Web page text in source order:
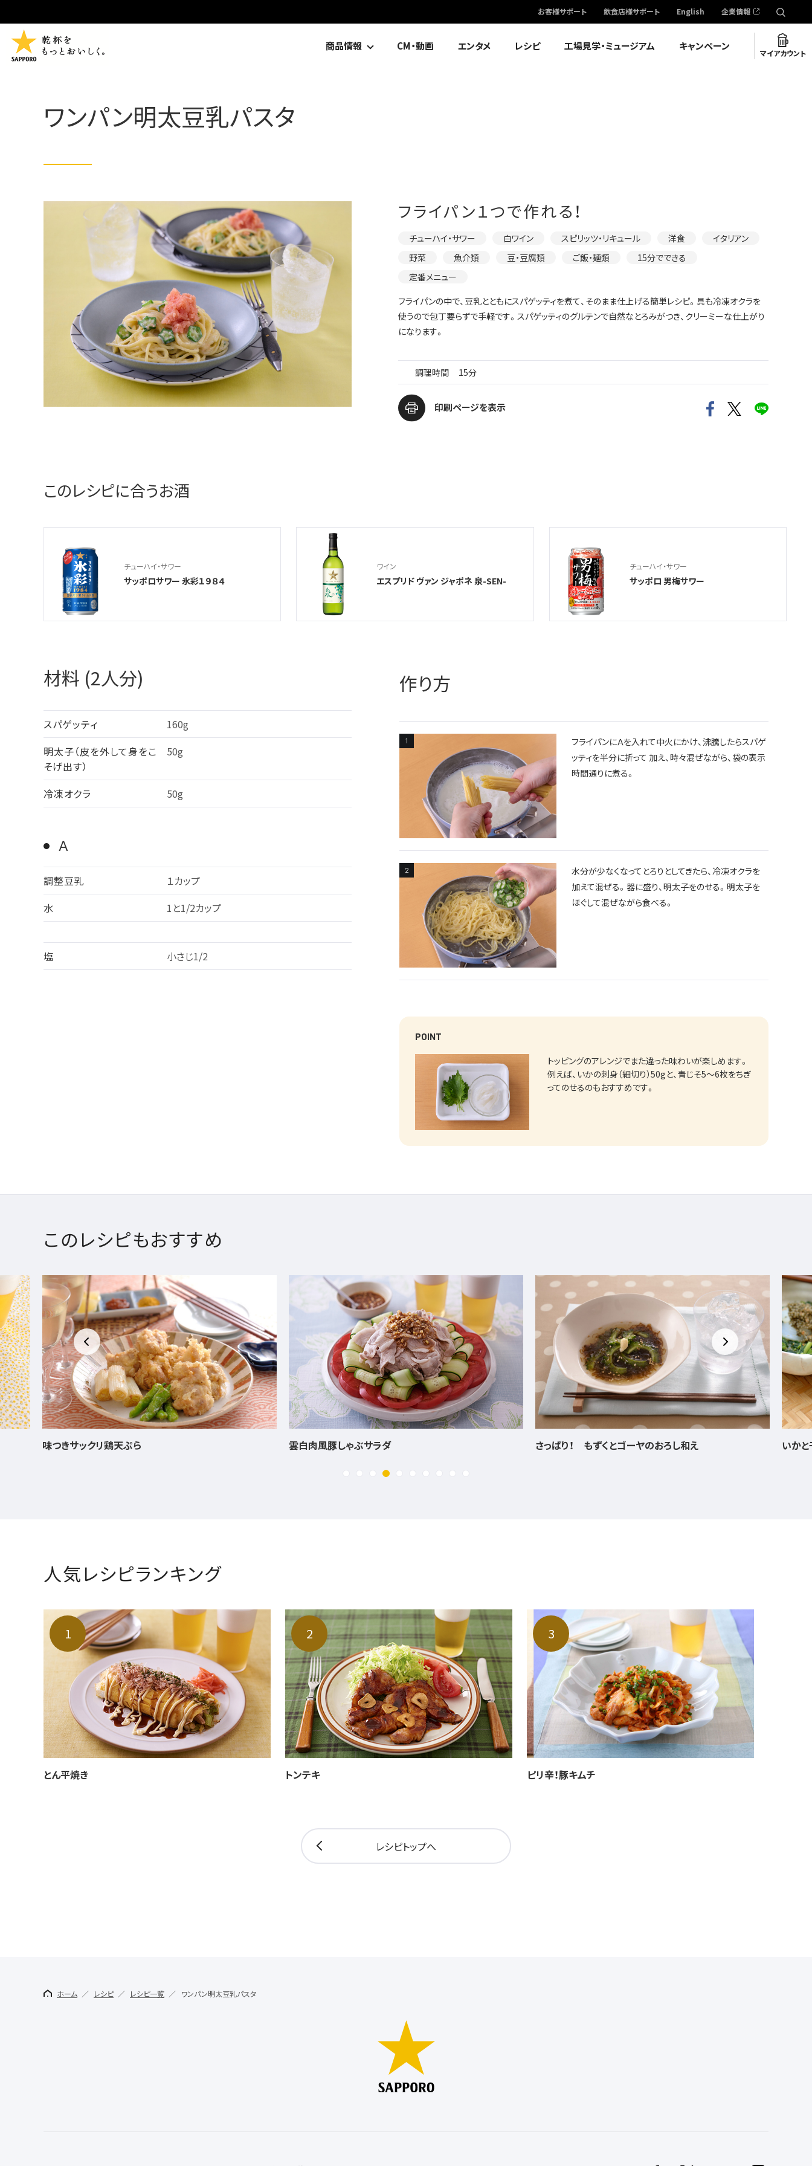
お客様サポート 飲食店様サポート English 企業情報
商品情報 CM・動画 エンタメ レシピ 工場見学・ミュージアム キャンペーン
マイアカウント
ワンパン明太豆乳パスタ
フライパン１つで作れる！
チューハイ・サワー 白ワイン スピリッツ・リキュール 洋食
イタリアン
野菜
魚介類 豆・豆腐類 ご飯・麺類
15分でできる
定番メニュー
フライパンの中で、豆乳とともにスパゲッティを煮て、そのまま仕上げる簡単レシピ。具も冷凍オクラを
使うので包丁要らずで手軽です。スパゲッティのグルテンで自然なとろみがつき、クリーミーな仕上がり
になります。
調理時間 15分
印刷ページを表示
このレシピに合うお酒
チューハイ・サワー
サッポロサワー 氷彩１９８４
ワイン
エスプリド ヴァン ジャポネ 泉-SEN-
チューハイ・サワー
サッポロ 男梅サワー
材料 (2人分)
スパゲッティ
160g
明太子（皮を外して身をこ
そげ出す）
50g
冷凍オクラ 50g
Ａ
調整豆乳
１カップ
水
1と1/2カップ
塩 小さじ1/2
作り方
フライパンにＡを入れて中火にかけ、沸騰したらスパゲ
ッティを半分に折って 加え、時々混ぜながら、袋の表示
時間通りに煮る。
水分が少なくなってとろりとしてきたら、冷凍オクラを
加えて混ぜる。器に盛り、明太子をのせる。明太子を
ほぐして混ぜながら食べる。
POINT
トッピングのアレンジでまた違った味わいが楽しめます。
例えば、いかの刺身（細切り）50gと、青じそ5〜6枚をちぎ
ってのせるのもおすすめです。
このレシピもおすすめ
味つきサックリ鶏天ぷら 雲白肉風豚しゃぶサラダ さっぱり！ もずくとゴーヤのおろし和え いか
人気レシピランキング
とん平焼き トンテキ ピリ辛！豚キムチ
レシピトップへ
ホーム レシピ レシピ一覧 ワンパン明太豆乳パスタ